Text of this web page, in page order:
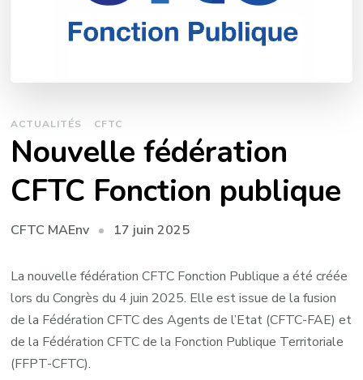
ACTUALITÉS CFTC
Nouvelle fédération
CFTC Fonction publique
CFTC MAEnv 17 juin 2025
La nouvelle fédération CFTC Fonction Publique a été créée
lors du Congrès du 4 juin 2025. Elle est issue de la fusion
de la Fédération CFTC des Agents de l’Etat (CFTC-FAE) et
de la Fédération CFTC de la Fonction Publique Territoriale
(FFPT-CFTC).